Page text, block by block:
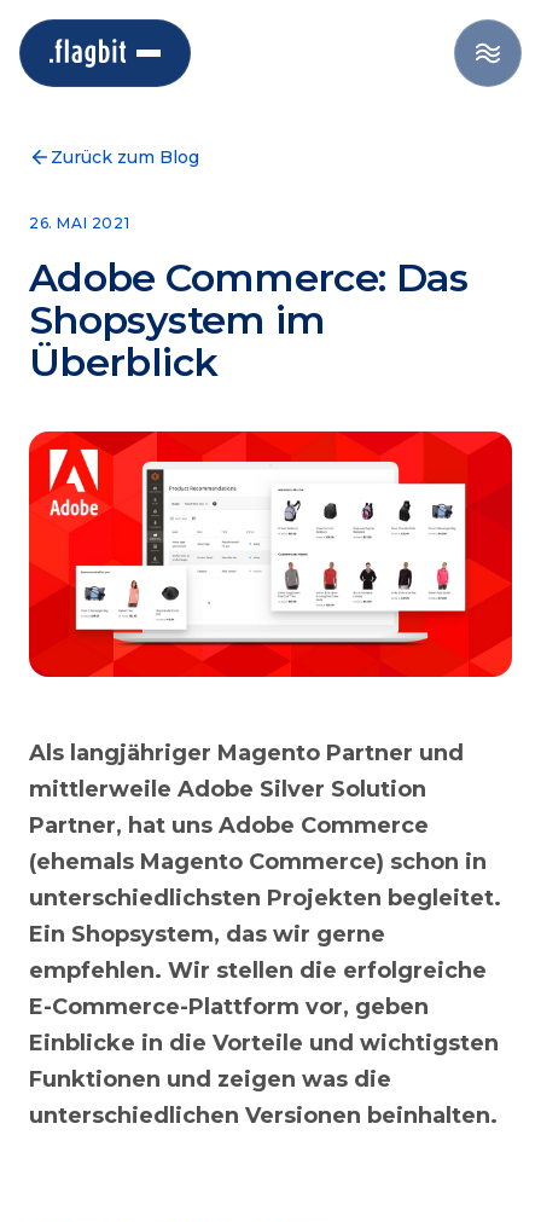
Zurück zum Blog
26. MAI 2021
Adobe Commerce: Das
Shopsystem im
Überblick
Als langjähriger Magento Partner und
mittlerweile Adobe Silver Solution
Partner, hat uns Adobe Commerce
(ehemals Magento Commerce) schon in
unterschiedlichsten Projekten begleitet.
Ein Shopsystem, das wir gerne
empfehlen. Wir stellen die erfolgreiche
E-Commerce-Plattform vor, geben
Einblicke in die Vorteile und wichtigsten
Funktionen und zeigen was die
unterschiedlichen Versionen beinhalten.